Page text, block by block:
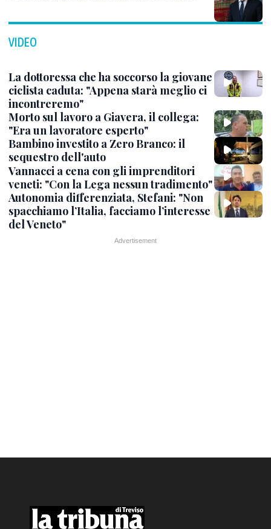
VIDEO
La dottoressa che ha soccorso la giovane
ciclista caduta: "Appena starà meglio ci
incontreremo"
Morto sul lavoro a Giavera, il collega:
"Era un lavoratore esperto"
Bambino investito a Zero Branco: il
sequestro dell'auto
Vannacci a cena con gli imprenditori
veneti: "Con la Lega nessun tradimento"
Autonomia differenziata, Stefani: "Non
spacchiamo l’Italia, facciamo l’interesse
del Veneto"